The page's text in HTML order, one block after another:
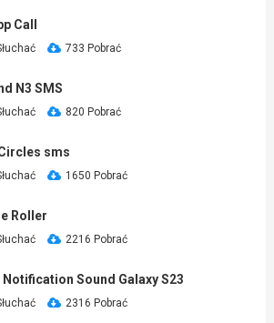
Call
733 Pobrać
N3 SMS
820 Pobrać
sms
1650 Pobrać
Roller
2216 Pobrać
Sound Galaxy S23
2316 Pobrać